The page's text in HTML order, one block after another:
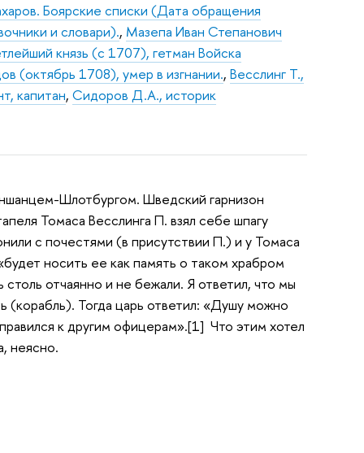
Боярские списки (Дата обращения
и словари)., Мазепа Иван Степанович
князь (с 1707), гетман Войска
(октябрь 1708), умер в изгнании.,Весслинг Т.,
капитан,Сидоров Д.А., историк
Шлотбургом. Шведский гарнизон
Томаса Весслинга П. взял себе шпагу
с почестями (в присутствии П.) и у Томаса
носить ее как память о таком храбром
отчаянно и не бежали. Я ответил, что мы
(корабль). Тогда царь ответил: «Душу можно
к другим офицерам».[1] Что этим хотел
неясно.